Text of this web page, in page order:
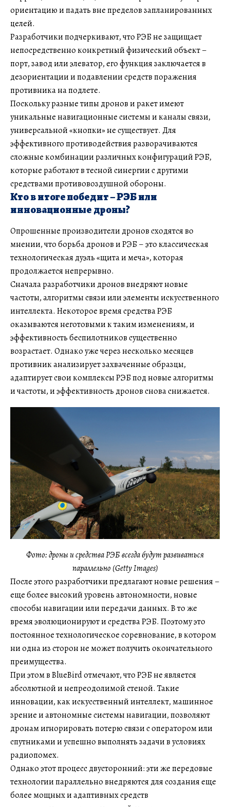
ориентацию и падать вне пределов запланированных
целей.
Разработчики подчеркивают, что РЭБ не защищает
непосредственно конкретный физический объект –
порт, завод или элеватор, его функция заключается в
дезориентации и подавлении средств поражения
противника на подлете.
Поскольку разные типы дронов и ракет имеют
уникальные навигационные системы и каналы связи,
универсальной «кнопки» не существует. Для
эффективного противодействия разворачиваются
сложные комбинации различных конфигураций РЭБ,
которые работают в тесной синергии с другими
средствами противовоздушной обороны.
Кто в итоге победит – РЭБ или
инновационные дроны?
Опрошенные производители дронов сходятся во
мнении, что борьба дронов и РЭБ – это классическая
технологическая дуэль «щита и меча», которая
продолжается непрерывно.
Сначала разработчики дронов внедряют новые
частоты, алгоритмы связи или элементы искусственного
интеллекта. Некоторое время средства РЭБ
оказываются неготовыми к таким изменениям, и
эффективность беспилотников существенно
возрастает. Однако уже через несколько месяцев
противник анализирует захваченные образцы,
адаптирует свои комплексы РЭБ под новые алгоритмы
и частоты, и эффективность дронов снова снижается.
Фото: дроны и средства РЭБ всегда будут развиваться
параллельно (Getty Images)
После этого разработчики предлагают новые решения –
еще более высокий уровень автономности, новые
способы навигации или передачи данных. В то же
время эволюционируют и средства РЭБ. Поэтому это
постоянное технологическое соревнование, в котором
ни одна из сторон не может получить окончательного
преимущества.
При этом в BlueBird отмечают, что РЭБ не является
абсолютной и непреодолимой стеной. Такие
инновации, как искусственный интеллект, машинное
зрение и автономные системы навигации, позволяют
дронам игнорировать потерю связи с оператором или
спутниками и успешно выполнять задачи в условиях
радиопомех.
Однако этот процесс двусторонний: эти же передовые
технологии параллельно внедряются для создания еще
более мощных и адаптивных средств